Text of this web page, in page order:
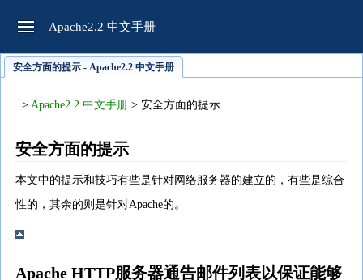
Apache2.2 中文手册
安全方面的提示 - Apache2.2 中文手册
> Apache2.2 中文手册 > 安全方面的提示
安全方面的提示
本文中的提示和技巧有些是针对网络服务器的建立的，有些是综合
性的，其余的则是针对Apache的。
Apache HTTP服务器通告邮件列表以保证能够